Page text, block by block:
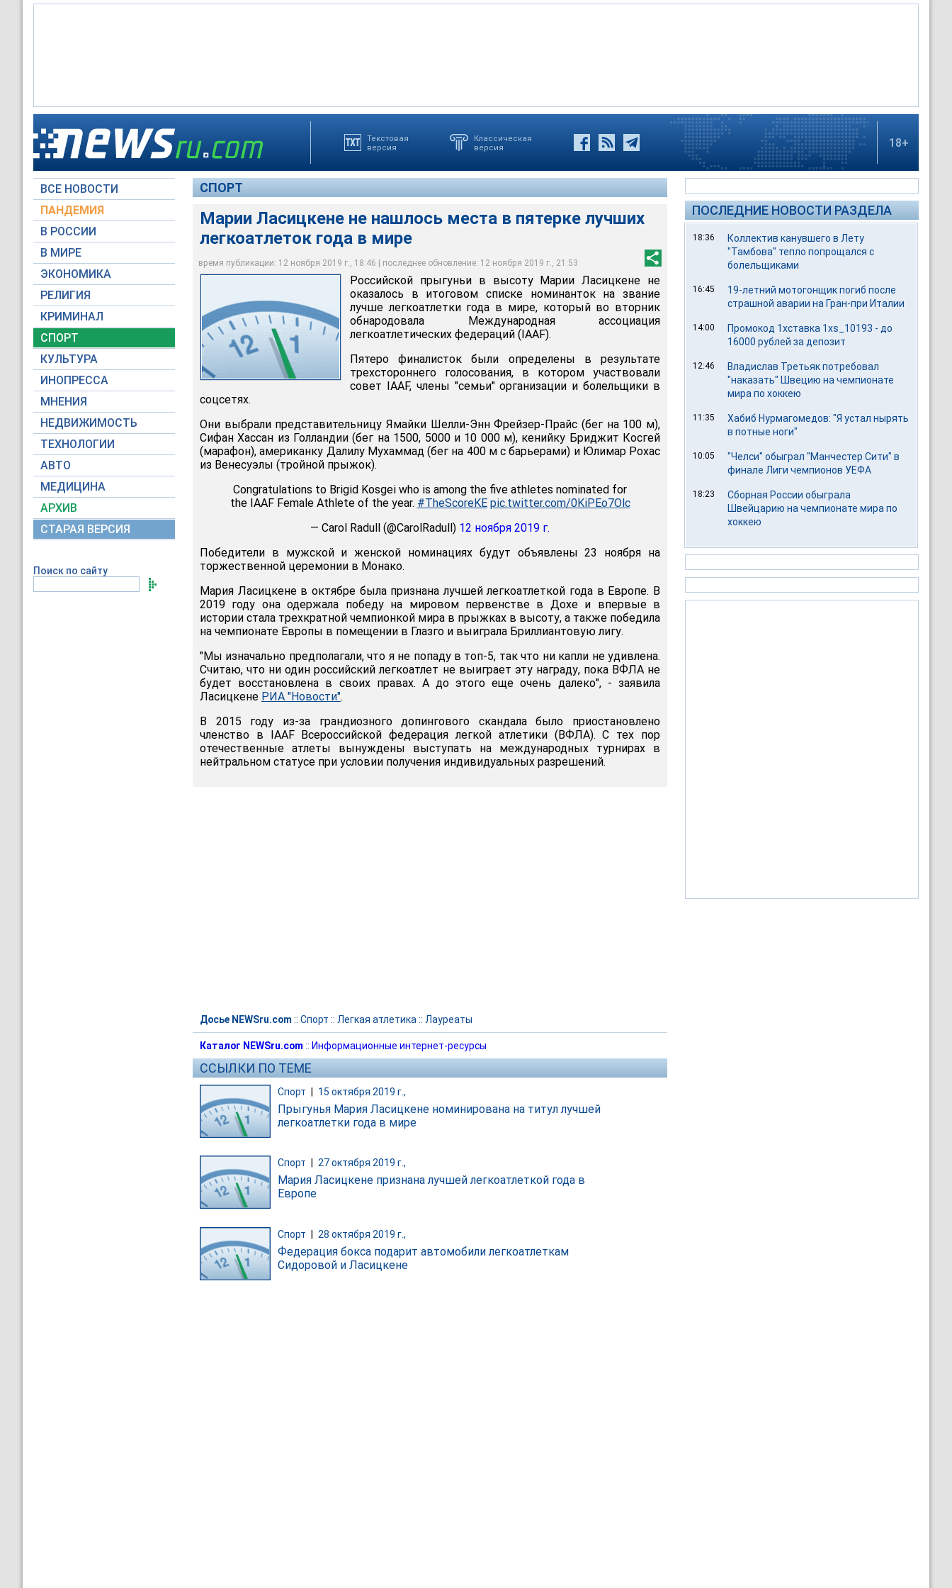
Текстовая
версия
Классическая
версия
18+
ВСЕ НОВОСТИ
ПАНДЕМИЯ
В РОССИИ
В МИРЕ
ЭКОНОМИКА
РЕЛИГИЯ
КРИМИНАЛ
СПОРТ
КУЛЬТУРА
ИНОПРЕССА
МНЕНИЯ
НЕДВИЖИМОСТЬ
ТЕХНОЛОГИИ
АВТО
МЕДИЦИНА
АРХИВ
СТАРАЯ ВЕРСИЯ
Поиск по сайту
СПОРТ
Марии Ласицкене не нашлось места в пятерке лучших
легкоатлеток года в мире
время публикации: 12 ноября 2019 г., 18:46 | последнее обновление: 12 ноября 2019 г., 21:53
Мария Ласицкене
АГН Москва / Игорь Иванко
Российской прыгуньи в высоту Марии Ласицкене не
оказалось в итоговом списке номинанток на звание
лучше легкоатлетки года в мире, который во вторник
обнародовала Международная ассоциация
легкоатлетических федераций (IAAF).
Пятеро финалисток были определены в результате
трехстороннего голосования, в котором участвовали
совет IAAF, члены "семьи" организации и болельщики в
соцсетях.
Они выбрали представительницу Ямайки Шелли-Энн Фрейзер-Прайс (бег на 100 м),
Сифан Хассан из Голландии (бег на 1500, 5000 и 10 000 м), кенийку Бриджит Косгей
(марафон), американку Далилу Мухаммад (бег на 400 м с барьерами) и Юлимар Рохас
из Венесуэлы (тройной прыжок).
Congratulations to Brigid Kosgei who is among the five athletes nominated for
the IAAF Female Athlete of the year. #TheScoreKE pic.twitter.com/0KiPEo7Olc
— Carol Radull (@CarolRadull) 12 ноября 2019 г.
Победители в мужской и женской номинациях будут объявлены 23 ноября на
торжественной церемонии в Монако.
Мария Ласицкене в октябре была признана лучшей легкоатлеткой года в Европе. В
2019 году она одержала победу на мировом первенстве в Дохе и впервые в
истории стала трехкратной чемпионкой мира в прыжках в высоту, а также победила
на чемпионате Европы в помещении в Глазго и выиграла Бриллиантовую лигу.
"Мы изначально предполагали, что я не попаду в топ-5, так что ни капли не удивлена.
Считаю, что ни один российский легкоатлет не выиграет эту награду, пока ВФЛА не
будет восстановлена в своих правах. А до этого еще очень далеко", - заявила
Ласицкене РИА "Новости".
В 2015 году из-за грандиозного допингового скандала было приостановлено
членство в IAAF Всероссийской федерация легкой атлетики (ВФЛА). С тех пор
отечественные атлеты вынуждены выступать на международных турнирах в
нейтральном статусе при условии получения индивидуальных разрешений.
Досье NEWSru.com :: Спорт :: Легкая атлетика :: Лауреаты
Каталог NEWSru.com :: Информационные интернет-ресурсы
ССЫЛКИ ПО ТЕМЕ
Спорт 15 октября 2019 г.,
Прыгунья Мария Ласицкене номинирована на титул лучшей
легкоатлетки года в мире
Спорт 27 октября 2019 г.,
Мария Ласицкене признана лучшей легкоатлеткой года в
Европе
Спорт | 28 октября 2019 г.,
Федерация бокса подарит автомобили легкоатлеткам
Сидоровой и Ласицкене
ПОСЛЕДНИЕ НОВОСТИ РАЗДЕЛА
18:36
Коллектив канувшего в Лету
"Тамбова" тепло попрощался с
болельщиками
16:45
19-летний мотогонщик погиб после
страшной аварии на Гран-при Италии
14:00
Промокод 1хставка 1xs_10193 - до
16000 рублей за депозит
12:46
Владислав Третьяк потребовал
"наказать" Швецию на чемпионате
мира по хоккею
11:35
Хабиб Нурмагомедов: "Я устал нырять
в потные ноги"
10:05
"Челси" обыграл "Манчестер Сити" в
финале Лиги чемпионов УЕФА
18:23
Сборная России обыграла
Швейцарию на чемпионате мира по
хоккею